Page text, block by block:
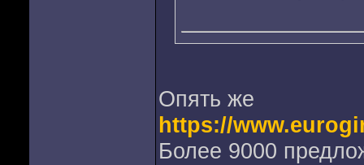
Опять же
https://
Более 9000